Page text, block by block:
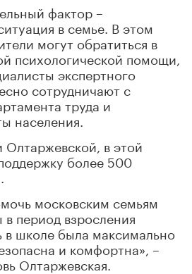
фактор –
в семье. В этом
могут обратиться в
психологической помощи,
экспертного
сотрудничают с
труда и
населения.
в этой
более 500
московским семьям
в период взросления
в школе была максимально
и комфортна», –
Олтаржевская.